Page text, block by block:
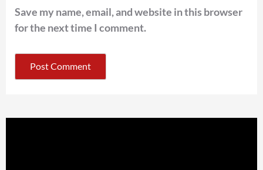
Save my name, email, and website in this browser
for the next time I comment.